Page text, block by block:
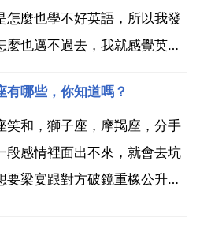
怎麼也學不好英語，所以我發
也邁不過去，我就感覺英語
來那天不上班，媽就有點不
覺得呆得不舒服催我去城裡，
有哪些，你知道嗎？
笑和，獅子座，摩羯座，分手
段感情裡面出不來，就會去坑
要梁宴跟對方破鏡重橡公升銀